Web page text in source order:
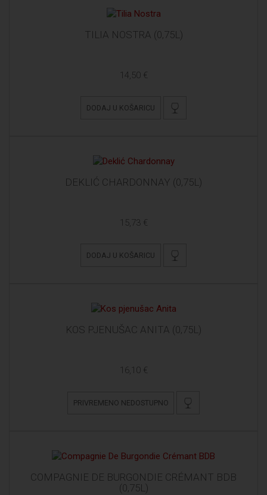
TILIA NOSTRA (0,75L)
14,50 €
DODAJ U KOŠARICU
DEKLIĆ CHARDONNAY (0,75L)
15,73 €
DODAJ U KOŠARICU
KOS PJENUŠAC ANITA (0,75L)
16,10 €
PRIVREMENO NEDOSTUPNO
COMPAGNIE DE BURGONDIE CRÉMANT BDB
(0,75L)